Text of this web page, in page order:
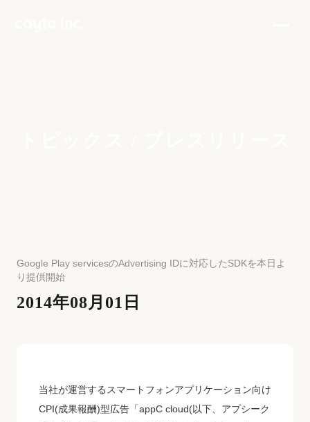
Google Play servicesのAdvertising IDに対応したSDKを本日よ
り提供開始
2014年08月01日
当社が運営するスマートフォンアプリケーション向け
CPI(成果報酬)型広告「appC cloud(以下、アプシーク